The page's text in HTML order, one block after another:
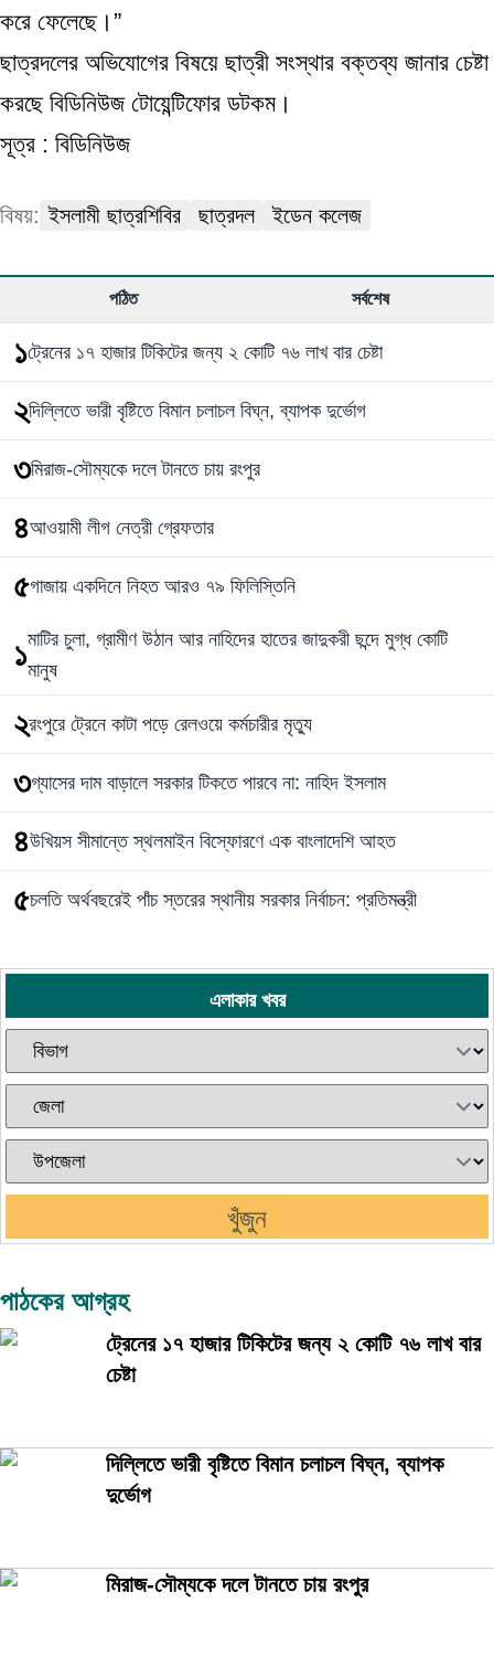
করে ফেলেছে।”
ছাত্রদলের অভিযোগের বিষয়ে ছাত্রী সংস্থার বক্তব্য জানার চেষ্টা
করছে বিডিনিউজ টোয়েন্টিফোর ডটকম।
সূত্র : বিডিনিউজ
বিষয়: ইসলামী ছাত্রশিবির ছাত্রদল ইডেন কলেজ
পঠিত সর্বশেষ
১ট্রেনের ১৭ হাজার টিকিটের জন্য ২ কোটি ৭৬ লাখ বার চেষ্টা
২দিল্লিতে ভারী বৃষ্টিতে বিমান চলাচল বিঘ্ন, ব্যাপক দুর্ভোগ
৩মিরাজ-সৌম্যকে দলে টানতে চায় রংপুর
৪আওয়ামী লীগ নেত্রী গ্রেফতার
৫গাজায় একদিনে নিহত আরও ৭৯ ফিলিস্তিনি
১মাটির চুলা, গ্রামীণ উঠান আর নাহিদের হাতের জাদুকরী ছন্দে মুগ্ধ কোটি
মানুষ
২রংপুরে ট্রেনে কাটা পড়ে রেলওয়ে কর্মচারীর মৃত্যু
৩গ্যাসের দাম বাড়ালে সরকার টিকতে পারবে না: নাহিদ ইসলাম
৪উখিয়স সীমান্তে স্থলমাইন বিস্ফোরণে এক বাংলাদেশি আহত
৫চলতি অর্থবছরেই পাঁচ স্তরের স্থানীয় সরকার নির্বাচন: প্রতিমন্ত্রী
এলাকার খবর
খুঁজুন
পাঠকের আগ্রহ
ট্রেনের ১৭ হাজার টিকিটের জন্য ২ কোটি ৭৬ লাখ বার
চেষ্টা
দিল্লিতে ভারী বৃষ্টিতে বিমান চলাচল বিঘ্ন, ব্যাপক
দুর্ভোগ
মিরাজ-সৌম্যকে দলে টানতে চায় রংপুর